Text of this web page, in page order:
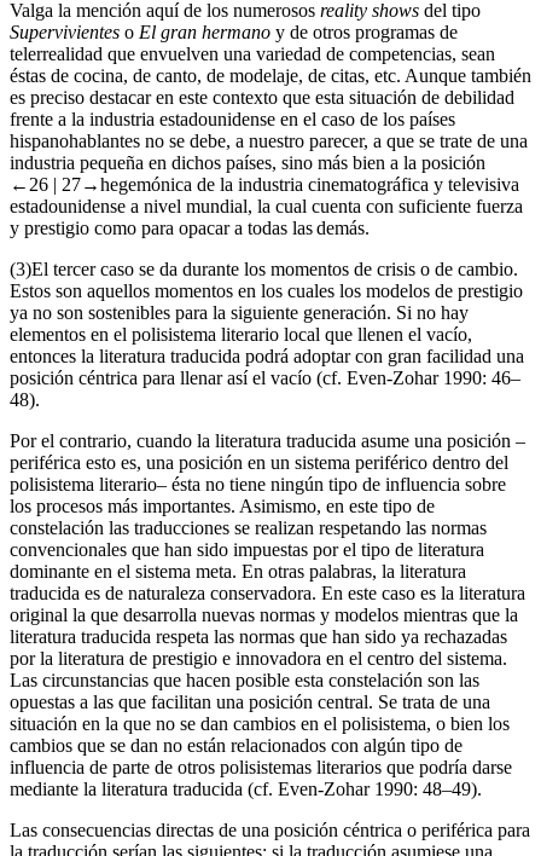
Valga la mención aquí de los numerosos reality shows del tipo
Supervivientes o El gran hermano y de otros programas de
telerrealidad que envuelven una variedad de competencias, sean
éstas de cocina, de canto, de modelaje, de citas, etc. Aunque también
es preciso destacar en este contexto que esta situación de debilidad
frente a la industria estadounidense en el caso de los países
hispanohablantes no se debe, a nuestro parecer, a que se trate de una
industria pequeña en dichos países, sino más bien a la posición
←26 | 27→hegemónica de la industria cinematográfica y televisiva
estadounidense a nivel mundial, la cual cuenta con suficiente fuerza
y prestigio como para opacar a todas las demás.
(3)El tercer caso se da durante los momentos de crisis o de cambio.
Estos son aquellos momentos en los cuales los modelos de prestigio
ya no son sostenibles para la siguiente generación. Si no hay
elementos en el polisistema literario local que llenen el vacío,
entonces la literatura traducida podrá adoptar con gran facilidad una
posición céntrica para llenar así el vacío (cf. Even-Zohar 1990: 46–
48).
Por el contrario, cuando la literatura traducida asume una posición –
periférica esto es, una posición en un sistema periférico dentro del
polisistema literario– ésta no tiene ningún tipo de influencia sobre
los procesos más importantes. Asimismo, en este tipo de
constelación las traducciones se realizan respetando las normas
convencionales que han sido impuestas por el tipo de literatura
dominante en el sistema meta. En otras palabras, la literatura
traducida es de naturaleza conservadora. En este caso es la literatura
original la que desarrolla nuevas normas y modelos mientras que la
literatura traducida respeta las normas que han sido ya rechazadas
por la literatura de prestigio e innovadora en el centro del sistema.
Las circunstancias que hacen posible esta constelación son las
opuestas a las que facilitan una posición central. Se trata de una
situación en la que no se dan cambios en el polisistema, o bien los
cambios que se dan no están relacionados con algún tipo de
influencia de parte de otros polisistemas literarios que podría darse
mediante la literatura traducida (cf. Even-Zohar 1990: 48–49).
Las consecuencias directas de una posición céntrica o periférica para